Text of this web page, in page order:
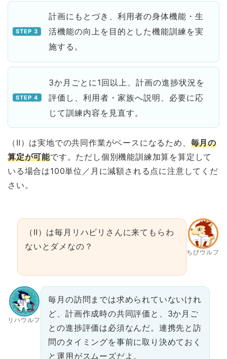
計画にもとづき、利用者の身体機能・生
活機能の向上を目的とした機能訓練を実
施する。
3か月ごとに1回以上、計画の進捗状況を
評価し、利用者・家族へ説明、必要に応
じて訓練内容を見直す。
（Ⅱ）は実地での共同作業がベースになるため、 毎月の
算定が可能です。ただし個別機能訓練加算を算定して
いる場合は100単位／月に減額される点に注意してくだ
さい。
ちびウルフ
（Ⅱ）は毎月リハビリさんに来てもらわ
ないとダメなの？
リハウルフ
毎月の訪問までは求められていないけれ
ど、計画作成時の共同評価と、3か月ご
との進捗評価は必須なんだ。連携先と訪
問のタイミングを事前に取り決めておく
と運用がスムーズだよ。